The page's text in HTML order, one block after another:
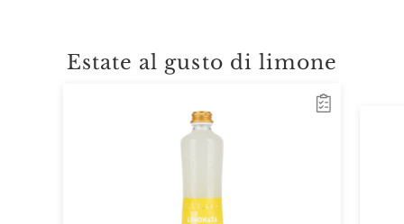
Estate al gusto di limone